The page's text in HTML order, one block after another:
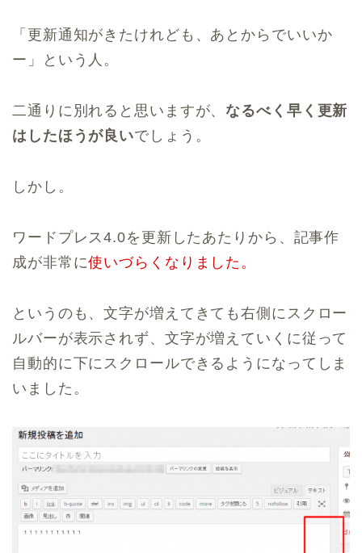
「更新通知がきたけれども、あとからでいいか
ー」という人。
二通りに別れると思いますが、なるべく早く更新
はしたほうが良いでしょう。
しかし。
ワードプレス4.0を更新したあたりから、記事作
成が非常に使いづらくなりました。
というのも、文字が増えてきても右側にスクロー
ルバーが表示されず、文字が増えていくに従って
自動的に下にスクロールできるようになってしま
いました。